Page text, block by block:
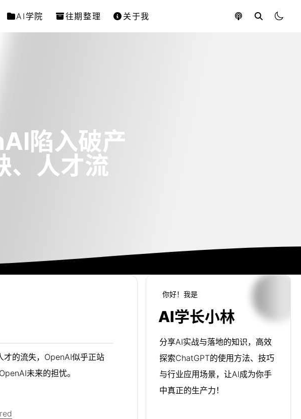
AI学院 往期整理 关于我
陷入破产
、人才流
才的流失，OpenAI似乎正站
未来的担忧。
你好！我是
AI学长小林
分享AI实战与落地的知识，高效
探索ChatGPT的使用方法、技巧
与行业应用场景，让AI成为你手
中真正的生产力！